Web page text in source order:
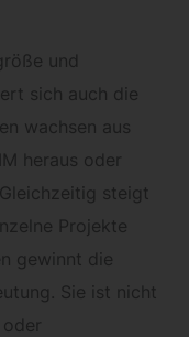
und
sich auch die
wachsen aus
heraus oder
steigt
Projekte
gewinnt die
Sie ist nicht